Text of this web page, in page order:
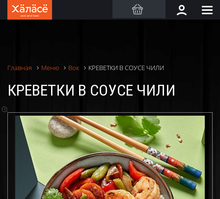
Главная Меню Вок КРЕВЕТКИ В СОУСЕ ЧИЛИ
КРЕВЕТКИ В СОУСЕ ЧИЛИ